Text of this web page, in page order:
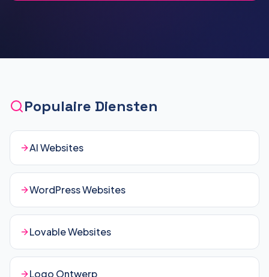
Populaire Diensten
AI Websites
WordPress Websites
Lovable Websites
Logo Ontwerp